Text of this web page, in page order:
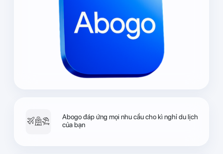
Abogo đáp ứng mọi nhu cầu cho kì nghỉ du lịch
của bạn